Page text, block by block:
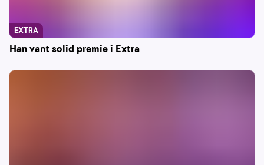
Han vant solid premie i Extra
EXTRA